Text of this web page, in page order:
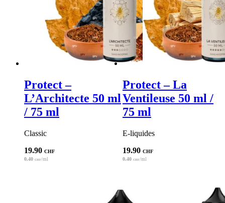
Protect –
L’Architecte 50 ml
/ 75 ml
Classic
19.90 CHF
0.40 CHF/ml
Protect – La
Ventileuse 50 ml /
75 ml
E-liquides
19.90 CHF
0.40 CHF/ml